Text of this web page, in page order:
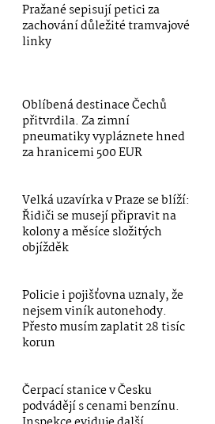
Pražané sepisují petici za
zachování důležité tramvajové
linky
Oblíbená destinace Čechů
přitvrdila. Za zimní
pneumatiky vypláznete hned
za hranicemi 500 EUR
Velká uzavírka v Praze se blíží:
Řidiči se musejí připravit na
kolony a měsíce složitých
objížděk
Policie i pojišťovna uznaly, že
nejsem viník autonehody.
Přesto musím zaplatit 28 tisíc
korun
Čerpací stanice v Česku
podvádějí s cenami benzínu.